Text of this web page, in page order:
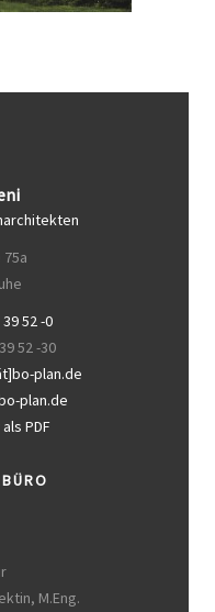
52 -0
52 -30
plan.de
plan.de
PDF
M.Eng.